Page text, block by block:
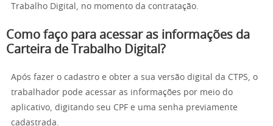
Trabalho Digital, no momento da contratação.
Como faço para acessar as informações da
Carteira de Trabalho Digital?
Após fazer o cadastro e obter a sua versão digital da CTPS, o
trabalhador pode acessar as informações por meio do
aplicativo, digitando seu CPF e uma senha previamente
cadastrada.